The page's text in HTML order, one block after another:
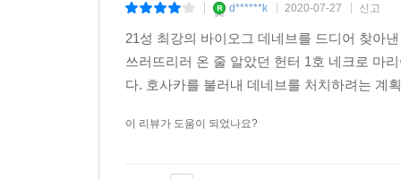
d******k 2020-07-27 신고
21성 최강의 바이오그 데네브를 드디어 찾아
쓰러뜨리러 온 줄 알았던 헌터 1호 네크로 마
다. 호사카를 불러내 데네브를 처치하려는 계
이 리뷰가 도움이 되었나요?